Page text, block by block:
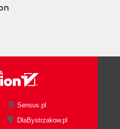
(167)
Sensus.pl
DlaBystrzakow.pl